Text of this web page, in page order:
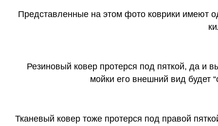
Представленные на этом фото коврики имеют
Резиновый ковер протерся под пяткой, да и
мойки его внешний вид будет
Тканевый ковер тоже протерся под правой